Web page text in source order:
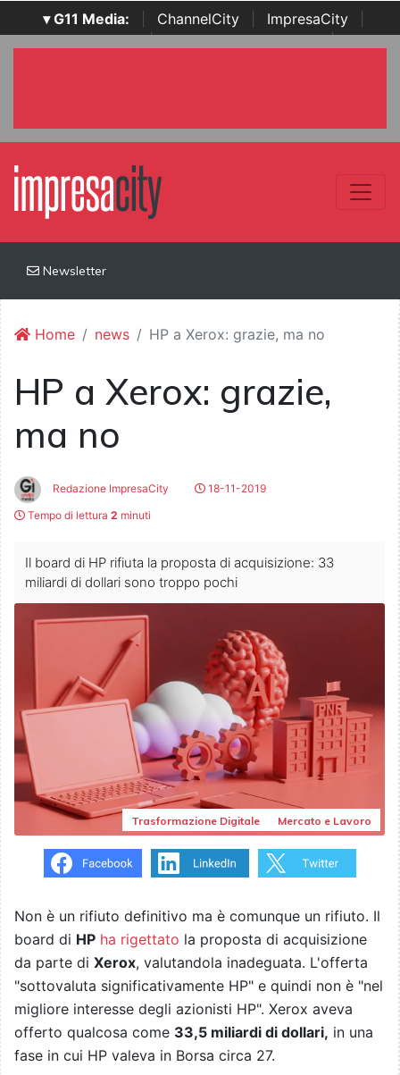
▾ G11 Media: ChannelCity ImpresaCity
SecurityOpenLab | Italian Channel Awards | Italian
Newsletter
Home news HP a Xerox: grazie, ma no
HP a Xerox: grazie,
ma no
Redazione ImpresaCity
18-11-2019
Tempo di lettura 2 minuti
Il board di HP rifiuta la proposta di acquisizione: 33
miliardi di dollari sono troppo pochi
Trasformazione Digitale Mercato e Lavoro
Non è un rifiuto definitivo ma è comunque un rifiuto. Il
board di HP ha rigettato la proposta di acquisizione
da parte di Xerox, valutandola inadeguata. L'offerta
"sottovaluta significativamente HP" e quindi non è "nel
migliore interesse degli azionisti HP". Xerox aveva
offerto qualcosa come 33,5 miliardi di dollari, in una
fase in cui HP valeva in Borsa circa 27.